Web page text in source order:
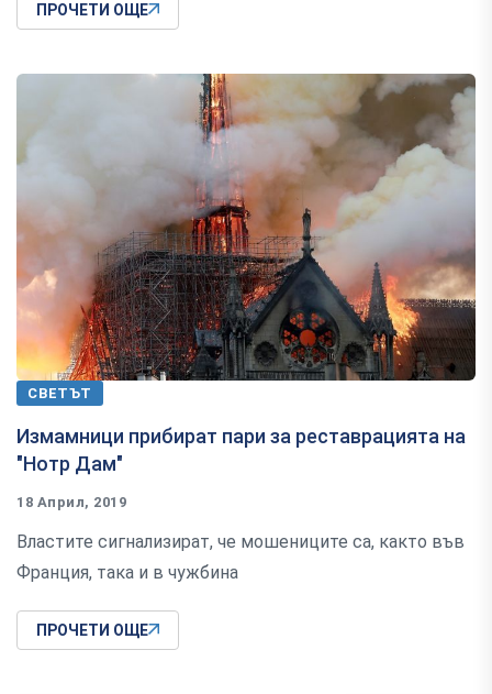
ПРОЧЕТИ ОЩЕ
СВЕТЪТ
Измамници прибират пари за реставрацията на
"Нотр Дам"
18 Април, 2019
Властите сигнализират, че мошениците са, както във
Франция, така и в чужбина
ПРОЧЕТИ ОЩЕ